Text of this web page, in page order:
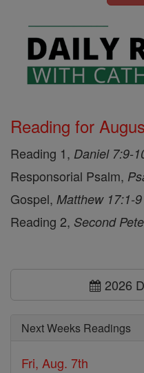
Reading for
Reading 1, Daniel 7:9-
Responsorial Psalm,
Gospel, Matthew 17:1-9
Reading 2, Second
2026
Next Weeks Readings
Fri, Aug. 7th